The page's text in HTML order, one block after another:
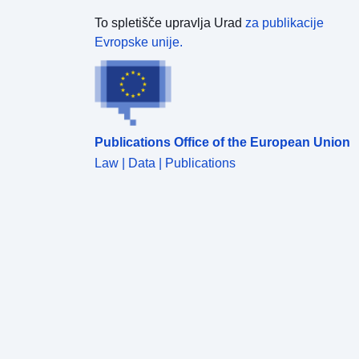
To spletišče upravlja Urad za publikacije
Evropske unije.
Publications Office of the European Union
Law | Data | Publications